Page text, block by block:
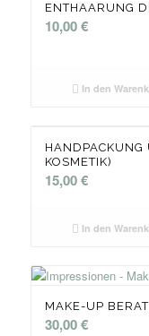
ENTHAARUNG
10,00€
In den
KOSMETIK)
15,00€
In den
MAKE-UP
30,00€